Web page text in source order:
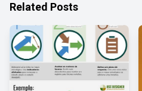
Related Posts